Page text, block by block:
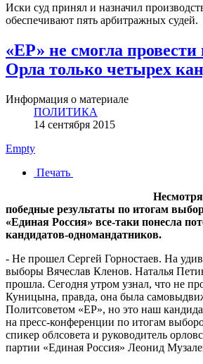
Иски суд принял и назначил
обеспечивают пять арбитражных судей.
«ЕР» не смогла провести
Орла только четырех
Информация о материале
ПОЛИТИКА
14 сентября 2015
Empty
Печать
победные результаты по итогам
«Единая Россия» все-таки понесла
кандидатов-одномандатников.
- Не прошел Сергей Горностаев. На
выборы Вячеслав Кленов. Наталья
прошла. Сегодня утром узнал, что не
Куницына, правда, она была
Политсоветом «ЕР», но это наш
на пресс-конференции по итогам
спикер облсовета и руководитель
партии «Единая Россия» Леонид